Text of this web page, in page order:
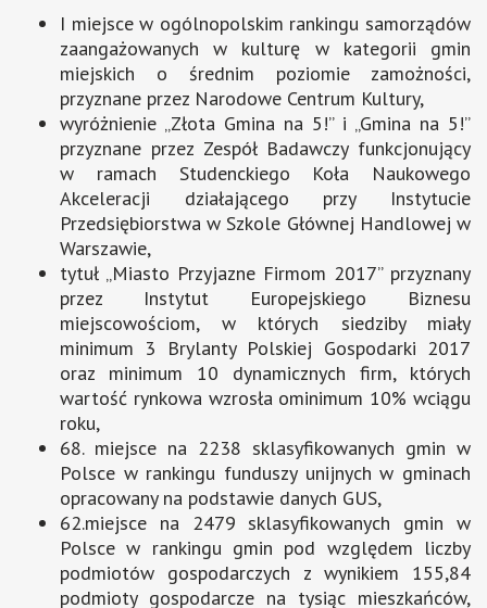
I miejsce w ogólnopolskim rankingu samorządów
zaangażowanych w kulturę w kategorii gmin
miejskich o średnim poziomie zamożności,
przyznane przez Narodowe Centrum Kultury,
wyróżnienie „Złota Gmina na 5!” i „Gmina na 5!”
przyznane przez Zespół Badawczy funkcjonujący
w ramach Studenckiego Koła Naukowego
Akceleracji działającego przy Instytucie
Przedsiębiorstwa w Szkole Głównej Handlowej w
Warszawie,
tytuł „Miasto Przyjazne Firmom 2017” przyznany
przez Instytut Europejskiego Biznesu
miejscowościom, w których siedziby miały
minimum 3 Brylanty Polskiej Gospodarki 2017
oraz minimum 10 dynamicznych firm, których
wartość rynkowa wzrosła ominimum 10% wciągu
roku,
68. miejsce na 2238 sklasyfikowanych gmin w
Polsce w rankingu funduszy unijnych w gminach
opracowany na podstawie danych GUS,
62.miejsce na 2479 sklasyfikowanych gmin w
Polsce w rankingu gmin pod względem liczby
podmiotów gospodarczych z wynikiem 155,84
podmioty gospodarcze na tysiąc mieszkańców,